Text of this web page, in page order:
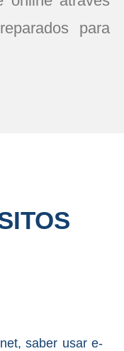
para
saber usar e-